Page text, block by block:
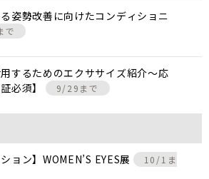
姿勢改善に向けたコンディショニ
で
するためのエクササイズ紹介〜応
必須】
9/29まで
ョン】WOMEN’S EYES展
10/1ま